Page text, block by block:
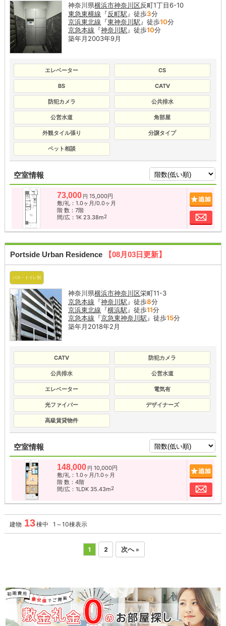
神奈川県横浜市神奈川区反町1丁目6-10
東急東横線 『反町駅 』徒歩3分
京浜東北線 『東神奈川駅 』徒歩10分
京急本線 『神奈川駅 』徒歩10分
築年月2003年9月
エレベーター CS
BS CATV
防犯カメラ 公共排水
公営水道 角部屋
外観タイル張り 分譲タイプ
ペット相談
空室情報
73,000 円 15,000円
敷/礼：1.0ヶ月/0.0ヶ月
階 数：7階
間/広：1K 23.38m2 お
Portside Urban Residence 【08月03日更新】
バス・トイレ別
神奈川県横浜市神奈川区栄町11-3
京急本線 『神奈川駅 』徒歩8分
京浜東北線 『横浜駅 』徒歩11分
京急本線 『京急東神奈川駅 』徒歩15分
築年月2018年2月
CATV 防犯カメラ
公共排水 公営水道
エレベーター 電気有
光ファイバー デザイナーズ
高級賃貸物件
空室情報
148,000 円 10,000円
敷/礼：1.0ヶ月/1.0ヶ月
階 数：4階
間/広：1LDK 35.43m2 お
建物 13棟中 1～10棟表示
1 2 次へ »